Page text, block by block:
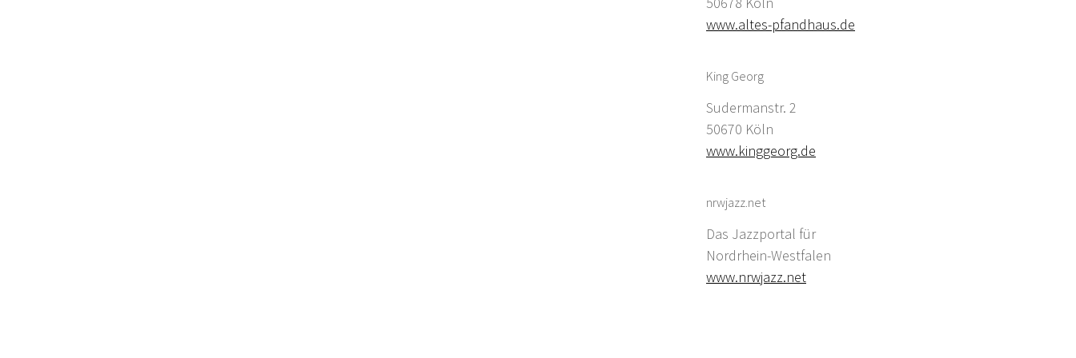
www.altes-pfandhaus.de
King Georg
Sudermanstr. 2
50670 Köln
www.kinggeorg.de
nrwjazz.net
Das Jazzportal für
Nordrhein-Westfalen
www.nrwjazz.net